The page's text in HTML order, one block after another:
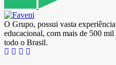
O Grupo, possui vasta
educacional, com mais de 500
todo o Brasil.